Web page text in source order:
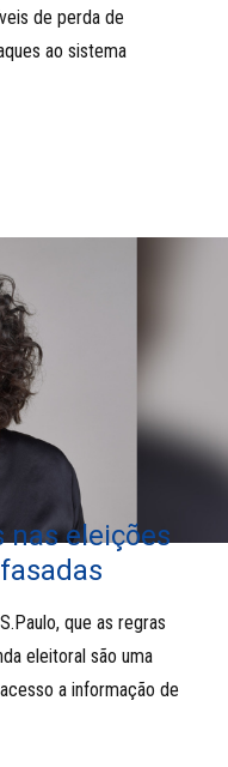
de perda de
ao sistema
nas eleições
que as regras
eleitoral são uma
a informação de